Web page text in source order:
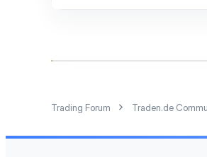
n
Trading Forum Traden.de